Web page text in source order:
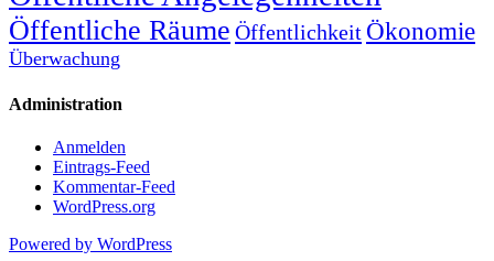
Öffentliche Räume Öffentlichkeit Ökonomie
Überwachung
Administration
Anmelden
Eintrags-Feed
Kommentar-Feed
WordPress.org
Powered by WordPress